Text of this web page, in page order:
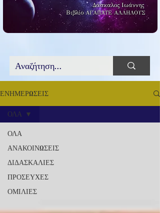
Δάσκαλος Ιωάννης
ΒιβλίοΑΓΑΠΑΤΕ ΑΛΛΗΛΟΥΣ
ΕΝΗΜΕΡΩΣΕΙΣ
ΟΛΑ
ΑΝΑΚΟΙΝΩΣΕΙΣ
ΔΙΔΑΣΚΑΛΙΕΣ
ΠΡΟΣΕΥΧΕΣ
ΟΜΙΛΙΕΣ
ΟΛΑ